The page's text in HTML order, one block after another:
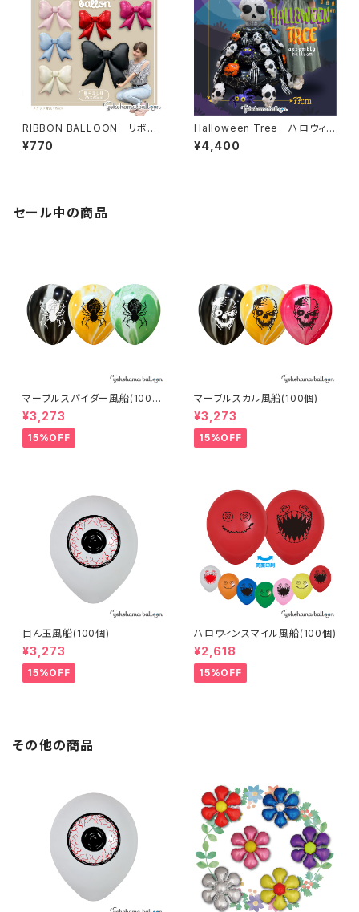
RIBBON BALLOON リボン
バルーン
¥770
Halloween Tree ハロウィン
ツリー
¥4,400
セール中の商品
マーブルスパイダー風船(100
個)
¥3,273
15%OFF
マーブルスカル風船(100個)
¥3,273
15%OFF
目ん玉風船(100個)
¥3,273
15%OFF
ハロウィンスマイル風船(100個)
¥2,618
15%OFF
その他の商品